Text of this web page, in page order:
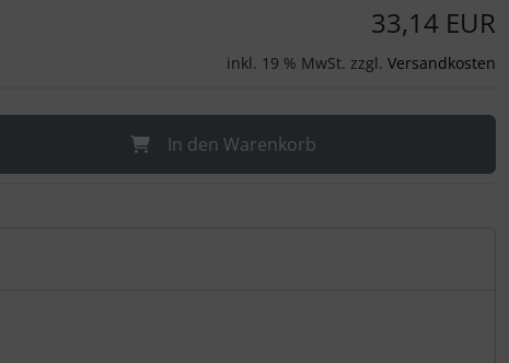
33,14 EUR
inkl. 19 % MwSt. zzgl. Versandkosten
In den Warenkorb